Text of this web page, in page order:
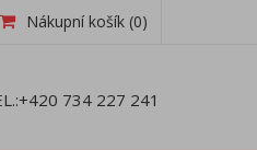
Nákupní košík (0)
+420 734 227 241